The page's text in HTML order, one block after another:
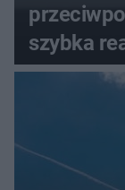
szybka